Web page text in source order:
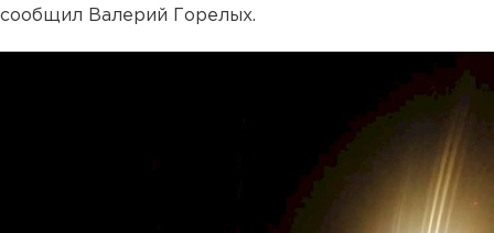
сообщил Валерий Горелых.